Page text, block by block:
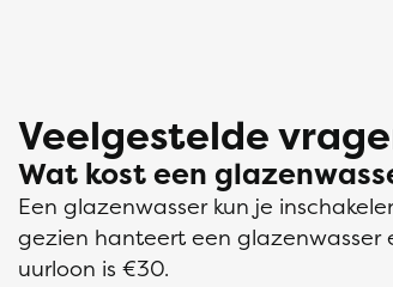
Veelgestelde
Wat kost een
Een glazenwasser kun je
gezien hanteert een
uurloon is €30.